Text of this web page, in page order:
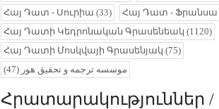
Հայ Դատ - Սուրիա (33) Հայ Դատ - Ֆրանսա
Հայ Դատի Կեդրոնական Գրասենեակ (1120)
Հայ Դատի Մոսկվայի Գրասենյակ (75)
موسسه ترجمه و تحقیق هور (47)
Հրատարակություններ /